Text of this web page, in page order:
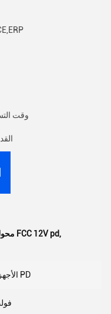
وقت التسليم: حوالي
60 واط أدابتر pd,محول 5 فولت pd,محول FCC 12V pd,
الأجهزة التي تدعم PD
100-